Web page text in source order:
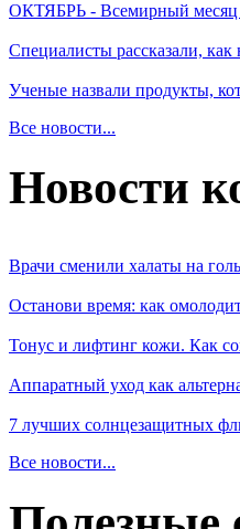
ОКТЯБРЬ - Всемирный месяц
Специалисты рассказали,
Ученые назвали продукты,
Все новости...
Новости
Врачи сменили халаты на
Останови время: как
Тонус и лифтинг кожи. Как
Аппаратный уход как
7 лучших солнцезащитных
Все новости...